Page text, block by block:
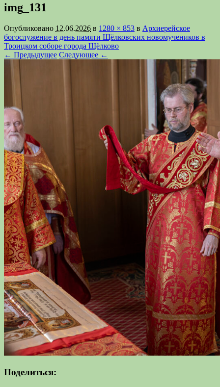
img_131
Опубликовано 12.06.2026 в 1280 × 853 в Архиерейское
богослужение в день памяти Щёлковских новомучеников в
Троицком соборе города Щёлково
← Предыдущее Следующее ←
Поделиться: